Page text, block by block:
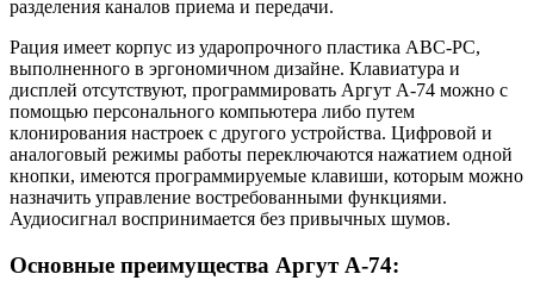
разделения каналов приема и передачи.
Рация имеет корпус из ударопрочного пластика АВС-РС,
выполненного в эргономичном дизайне. Клавиатура и
дисплей отсутствуют, программировать Аргут А-74 можно с
помощью персонального компьютера либо путем
клонирования настроек с другого устройства. Цифровой и
аналоговый режимы работы переключаются нажатием одной
кнопки, имеются программируемые клавиши, которым можно
назначить управление востребованными функциями.
Аудиосигнал воспринимается без привычных шумов.
Основные преимущества Аргут А-74: